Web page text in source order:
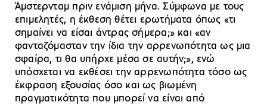
Άμστερνταμ πριν ενάμιση μήνα. Σύμφωνα με τους
επιμελητές, η έκθεση θέτει ερωτήματα όπως «τι
σημαίνει να είσαι άντρας σήμερα;» και «αν
φανταζόμασταν την ίδια την αρρενωπότητα ως μια
σφαίρα, τι θα υπήρχε μέσα σε αυτήν;», ενώ
υπόσχεται να εκθέσει την αρρενωπότητα τόσο ως
έκφραση εξουσίας όσο και ως βιωμένη
πραγματικότητα που μπορεί να είναι από